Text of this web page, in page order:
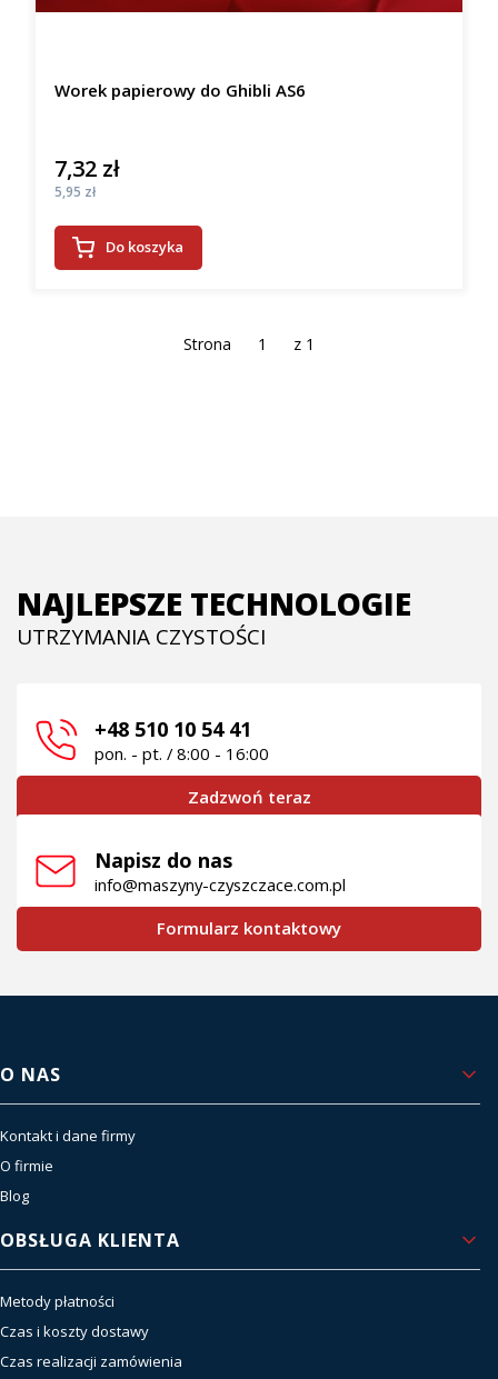
Worek papierowy do Ghibli AS6
Cena
7,32 zł
Cena
5,95 zł
Do koszyka
Strona z 1
NAJLEPSZE TECHNOLOGIE
UTRZYMANIA CZYSTOŚCI
+48 510 10 54 41
pon. - pt. / 8:00 - 16:00
Zadzwoń teraz
Napisz do nas
info@maszyny-czyszczace.com.pl
Formularz kontaktowy
Linki w stopce
O NAS
Kontakt i dane firmy
O firmie
Blog
OBSŁUGA KLIENTA
Metody płatności
Czas i koszty dostawy
Czas realizacji zamówienia